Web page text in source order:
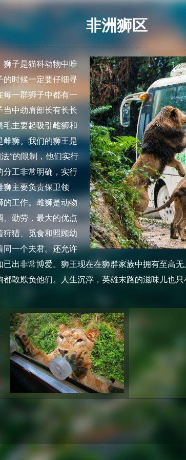
非洲狮区
狮子是猫科动物中唯
的时候一定要仔细寻
每一群狮子中都有一
当中劲肩部长有长长
毛主要起吸引雌狮和
雌狮。我们的狮王是
”的限制，他们实行
分工非常明确，实行
狮主要负责保卫领
的工作。雌狮是动物
、勤劳，最大的优点
狩猎、觅食和照顾幼
同一个夫君。还允许
出非常博爱。狮王现在在狮群家族中拥有至高
敢欺负他们。人生沉浮，英雄末路的滋味儿也